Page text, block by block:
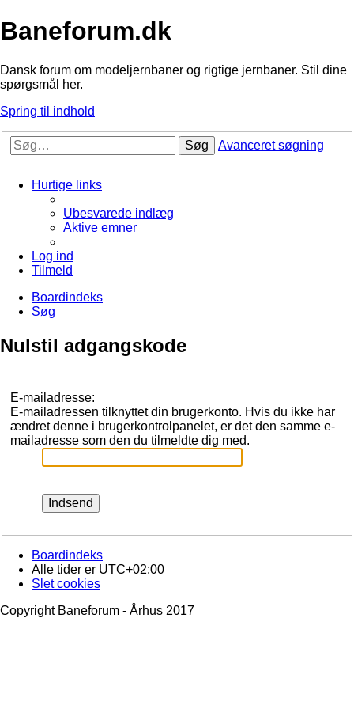
Baneforum.dk
Dansk forum om modeljernbaner og rigtige jernbaner. Stil dine
spørgsmål her.
Spring til indhold
Søg Avanceret søgning
Hurtige links
Ubesvarede indlæg
Aktive emner
Log ind
Tilmeld
Boardindeks
Søg
Nulstil adgangskode
E-mailadresse:
E-mailadressen tilknyttet din brugerkonto. Hvis du ikke har
ændret denne i brugerkontrolpanelet, er det den samme e-
mailadresse som den du tilmeldte dig med.
Boardindeks
Alle tider er UTC+02:00
Slet cookies
Copyright Baneforum - Århus 2017